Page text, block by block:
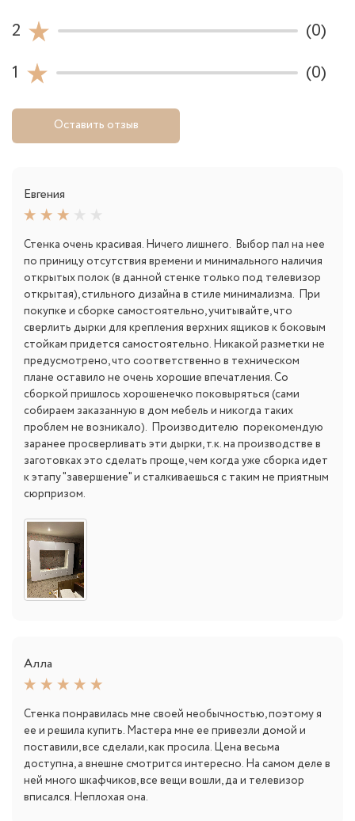
2
(0)
1
(0)
Оставить отзыв
Евгения
Стенка очень красивая. Ничего лишнего. Выбор пал на нее
по приницу отсутствия времени и минимального наличия
открытых полок (в данной стенке только под телевизор
открытая), стильного дизайна в стиле минимализма. При
покупке и сборке самостоятельно, учитывайте, что
сверлить дырки для крепления верхних ящиков к боковым
стойкам придется самостоятельно. Никакой разметки не
предусмотрено, что соответственно в техническом
плане оставило не очень хорошие впечатления. Со
сборкой пришлось хорошенечко поковыряться (сами
собираем заказанную в дом мебель и никогда таких
проблем не возникало). Производителю порекомендую
заранее просверливать эти дырки, т.к. на производстве в
заготовках это сделать проще, чем когда уже сборка идет
к этапу "завершение" и сталкиваешься с таким не приятным
сюрпризом.
Алла
Стенка понравилась мне своей необычностью, поэтому я
ее и решила купить. Мастера мне ее привезли домой и
поставили, все сделали, как просила. Цена весьма
доступна, а внешне смотрится интересно. На самом деле в
ней много шкафчиков, все вещи вошли, да и телевизор
вписался. Неплохая она.